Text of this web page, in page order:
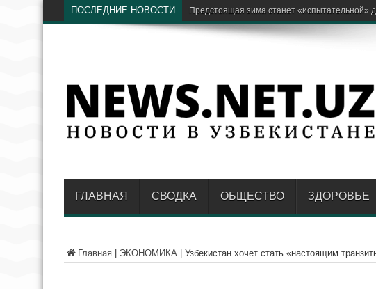
ПОСЛЕДНИЕ НОВОСТИ Бывший хоким Намангана Анваржон Отахо
ГЛАВНАЯ СВОДКА ОБЩЕСТВО ЗДОРОВЬЕ
Главная ЭКОНОМИКА Узбекистан хочет стать «настоящим